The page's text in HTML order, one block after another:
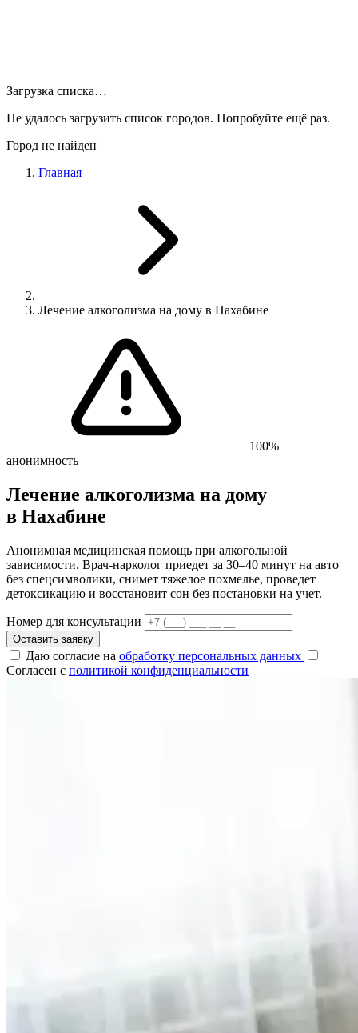
Загрузка списка…
Не удалось загрузить список городов. Попробуйте ещё раз.
Город не найден
Главная
Лечение алкоголизма на дому в Нахабине
100%
анонимность
Лечение алкоголизма на дому
в Нахабине
Анонимная медицинская помощь при алкогольной
зависимости. Врач-нарколог приедет за 30–40 минут на авто
без спецсимволики, снимет тяжелое похмелье, проведет
детоксикацию и восстановит сон без постановки на учет.
Номер для консультации
Оставить заявку
Даю согласие на обработку персональных данных
Согласен с политикой конфиденциальности